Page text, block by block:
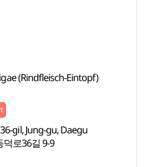
(Rindfleisch-Eintopf)
gil, Jung-gu, Daegu
로36길 9-9